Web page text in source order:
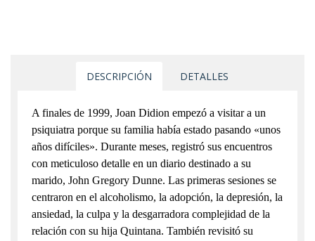
DESCRIPCIÓN DETALLES
A finales de 1999, Joan Didion empezó a visitar a un
psiquiatra porque su familia había estado pasando «unos
años difíciles». Durante meses, registró sus encuentros
con meticuloso detalle en un diario destinado a su
marido, John Gregory Dunne. Las primeras sesiones se
centraron en el alcoholismo, la adopción, la depresión, la
ansiedad, la culpa y la desgarradora complejidad de la
relación con su hija Quintana. También revisitó su